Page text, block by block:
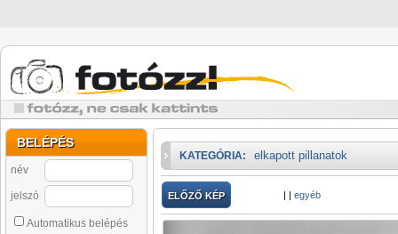
BELÉPÉS
név
jelszó
Automatikus belépés
KATEGÓRIA: elkapott pillanatok
ELŐZŐ KÉP | | egyéb